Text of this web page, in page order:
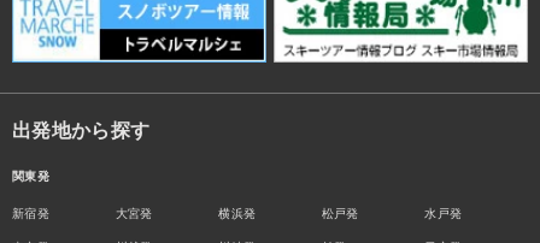
出発地から探す
関東発
新宿発 大宮発 横浜発 松戸発 水戸発